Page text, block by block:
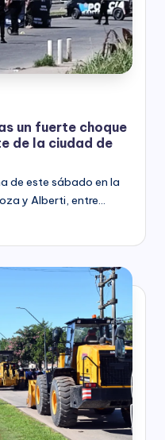
un fuerte choque
de la ciudad de
de este sábado en la
y Alberti, entre…